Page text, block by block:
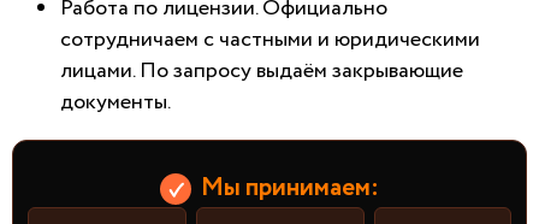
Работа по лицензии. Официально
сотрудничаем с частными и юридическими
лицами. По запросу выдаём закрывающие
документы.
Мы принимаем: